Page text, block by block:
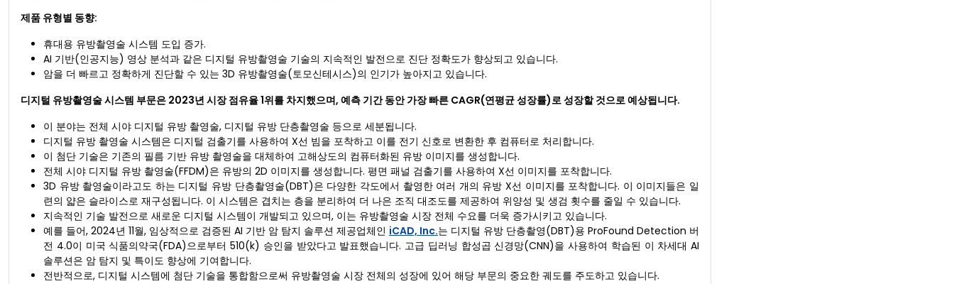
제품 유형별 동향:
휴대용 유방촬영술 시스템 도입 증가.
AI 기반(인공지능) 영상 분석과 같은 디지털 유방촬영술 기술의 지속적인 발전으로 진단 정확도가 향상되고 있습니다.
암을 더 빠르고 정확하게 진단할 수 있는 3D 유방촬영술(토모신테시스)의 인기가 높아지고 있습니다.
디지털 유방촬영술 시스템 부문은 2023년 시장 점유율 1위를 차지했으며, 예측 기간 동안 가장 빠른 CAGR(연평균 성장률)로 성장할 것으로 예상됩니다.
이 분야는 전체 시야 디지털 유방 촬영술, 디지털 유방 단층촬영술 등으로 세분됩니다.
디지털 유방 촬영술 시스템은 디지털 검출기를 사용하여 X선 빔을 포착하고 이를 전기 신호로 변환한 후 컴퓨터로 처리합니다.
이 첨단 기술은 기존의 필름 기반 유방 촬영술을 대체하여 고해상도의 컴퓨터화된 유방 이미지를 생성합니다.
전체 시야 디지털 유방 촬영술(FFDM)은 유방의 2D 이미지를 생성합니다. 평면 패널 검출기를 사용하여 X선 이미지를 포착합니다.
3D 유방 촬영술이라고도 하는 디지털 유방 단층촬영술(DBT)은 다양한 각도에서 촬영한 여러 개의 유방 X선 이미지를 포착합니다. 이 이미지들은 일
련의 얇은 슬라이스로 재구성됩니다. 이 시스템은 겹치는 층을 분리하여 더 나은 조직 대조도를 제공하여 위양성 및 생검 횟수를 줄일 수 있습니다.
지속적인 기술 발전으로 새로운 디지털 시스템이 개발되고 있으며, 이는 유방촬영술 시장 전체 수요를 더욱 증가시키고 있습니다.
예를 들어, 2024년 11월, 임상적으로 검증된 AI 기반 암 탐지 솔루션 제공업체인 iCAD, Inc.는 디지털 유방 단층촬영(DBT)용 ProFound Detection 버
전 4.0이 미국 식품의약국(FDA)으로부터 510(k) 승인을 받았다고 발표했습니다. 고급 딥러닝 합성곱 신경망(CNN)을 사용하여 학습된 이 차세대 AI
솔루션은 암 탐지 및 특이도 향상에 기여합니다.
전반적으로, 디지털 시스템에 첨단 기술을 통합함으로써 유방촬영술 시장 전체의 성장에 있어 해당 부문의 중요한 궤도를 주도하고 있습니다.